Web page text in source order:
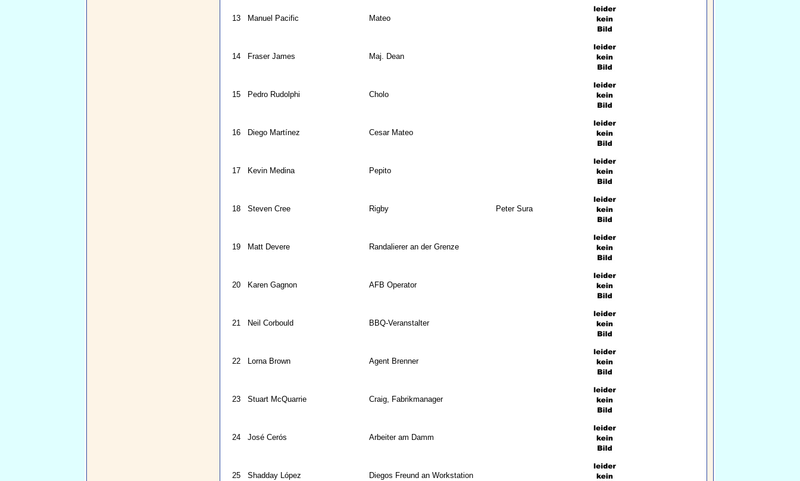
13 Manuel Pacific Mateo
14 Fraser James Maj. Dean
15 Pedro Rudolphi Cholo
16 Diego Martínez Cesar Mateo
17 Kevin Medina Pepito
18 Steven Cree Rigby Peter Sura
19 Matt Devere Randalierer an der Grenze
20 Karen Gagnon AFB Operator
21 Neil Corbould BBQ-Veranstalter
22 Lorna Brown Agent Brenner
23 Stuart McQuarrie Craig, Fabrikmanager
24 José Cerós Arbeiter am Damm
25 Shadday López Diegos Freund an Workstation